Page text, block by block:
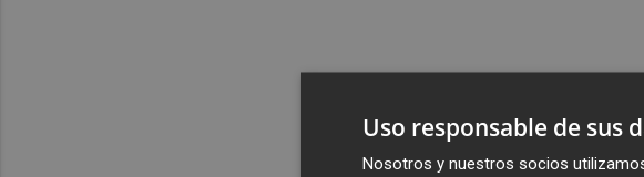
Uso responsable de sus
Nosotros y nuestros socios